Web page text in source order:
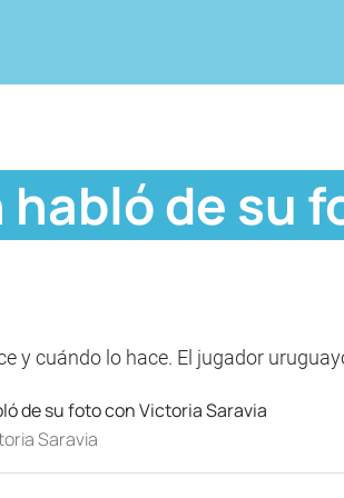
habló de su
y cuándo lo hace. El jugador
Saravia